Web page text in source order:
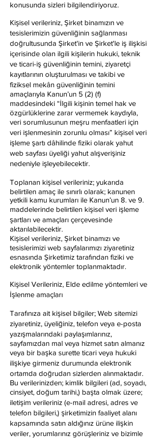
konusunda sizleri bilgilendiriyoruz.
Kişisel verileriniz, Şirket binamızın ve
tesislerimizin güvenliğinin sağlanması
doğrultusunda Şirket'in ve Şirket'le iş ilişkisi
içerisinde olan ilgili kişilerin hukuki, teknik
ve ticari-iş güvenliğinin temini, ziyaretçi
kayıtlarının oluşturulması ve takibi ve
fiziksel mekân güvenliğinin temini
amaçlarıyla Kanun’un 5 (2) (f)
maddesindeki “İlgili kişinin temel hak ve
özgürlüklerine zarar vermemek kaydıyla,
veri sorumlusunun meşru menfaatleri için
veri işlenmesinin zorunlu olması” kişisel veri
işleme şartı dâhilinde fiziki olarak yahut
web sayfası üyeliği yahut alışverişiniz
nedeniyle işleyebilecektir.
Toplanan kişisel verileriniz; yukarıda
belirtilen amaç ile sınırlı olarak; kanunen
yetkili kamu kurumları ile Kanun’un 8. ve 9.
maddelerinde belirtilen kişisel veri işleme
şartları ve amaçları çerçevesinde
aktarılabilecektir.
Kişisel verileriniz, Şirket binamızı ve
tesislerimizi web sayfalarımızı ziyaretiniz
esnasında Şirketimiz tarafından fiziki ve
elektronik yöntemler toplanmaktadır.
Kişisel Verileriniz, Elde edilme yöntemleri ve
İşlenme amaçları
Tarafınıza ait kişisel bilgiler; Web sitemizi
ziyaretiniz, üyeliğiniz, telefon veya e-posta
yazışmalarındaki paylaşımlarınız,
sayfamızdan mal veya hizmet satın almanız
veya bir başka surette ticari veya hukuki
ilişkiye girmeniz durumunda elektronik
ortamda doğrudan sizlerden alınmaktadır.
Bu verilerinizden; kimlik bilgileri (ad, soyadı,
cinsiyet, doğum tarihi,) başta olmak üzere;
iletişim verileriniz (e-mail adresi, adres ve
telefon bilgileri,) şirketimizin faaliyet alanı
kapsamında satın aldığınız ürüne ilişkin
veriler, yorumlarınız görüşleriniz ve bizimle